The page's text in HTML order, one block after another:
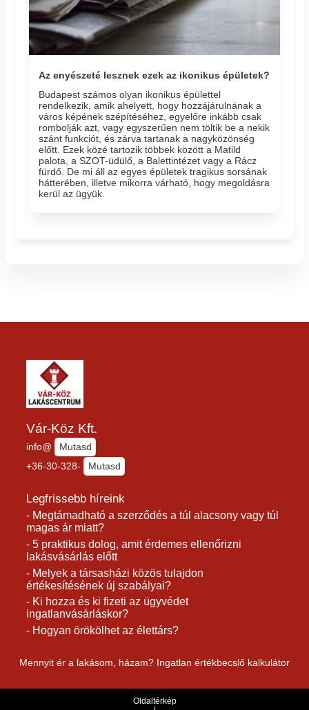
Az enyészeté lesznek ezek az ikonikus épületek?
Budapest számos olyan ikonikus épülettel
rendelkezik, amik ahelyett, hogy hozzájárulnának a
város képének szépítéséhez, egyelőre inkább csak
rombolják azt, vagy egyszerűen nem töltik be a nekik
szánt funkciót, és zárva tartanak a nagyközönség
előtt. Ezek közé tartozik többek között a Matild
palota, a SZOT-üdülő, a Balettintézet vagy a Rácz
fürdő. De mi áll az egyes épületek tragikus sorsának
hátterében, illetve mikorra várható, hogy megoldásra
kerül az ügyük.
Vár-Köz Kft.
info@
Mutasd
+36-30-328-
Mutasd
Legfrissebb híreink
- Megtámadható a szerződés a túl alacsony vagy túl
magas ár miatt?
- 5 praktikus dolog, amit érdemes ellenőrizni
lakásvásárlás előtt
- Melyek a társasházi közös tulajdon
értékesítésének új szabályai?
- Ki hozza és ki fizeti az ügyvédet
ingatlanvásárláskor?
- Hogyan örökölhet az élettárs?
Mennyit ér a lakásom, házam? Ingatlan értékbecslő kalkulátor
Oldaltérkép